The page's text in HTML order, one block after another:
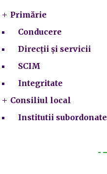
Primărie
Conducere
Direcții și servicii
SCIM
Integritate
Consiliul local
Institutii subordonate